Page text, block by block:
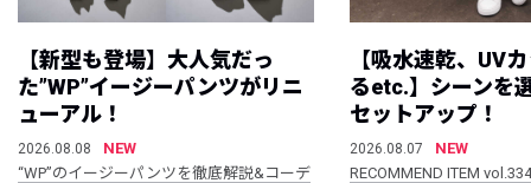
【新型も登場】大人気だっ
た”WP”イージーパンツがリニ
ューアル！
2026.08.08
NEW
“WP”のイージーパンツを徹底解説&コーデ
【吸水速乾、UV
るetc.】シーンを
セットアップ！
2026.08.07
NEW
RECOMMEND ITEM vol.334